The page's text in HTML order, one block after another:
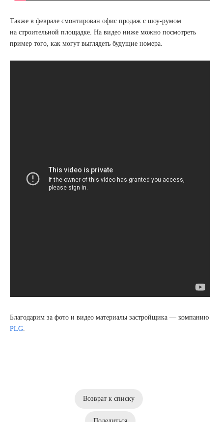
Также в феврале смонтирован офис продаж с шоу-румом
на строительной площадке. На видео ниже можно посмотреть
пример того, как могут выглядеть будущие номера.
Благодарим за фото и видео материалы застройщика — компанию
PLG.
Возврат к списку